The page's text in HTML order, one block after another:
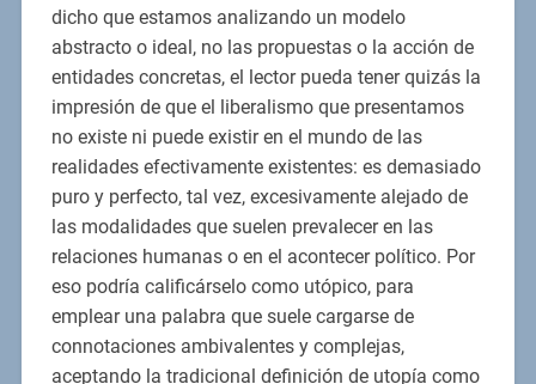
dicho que estamos analizando un modelo
abstracto o ideal, no las propuestas o la acción de
entidades concretas, el lector pueda tener quizás la
impresión de que el liberalismo que presentamos
no existe ni puede existir en el mundo de las
realidades efectivamente existentes: es demasiado
puro y perfecto, tal vez, excesivamente alejado de
las modalidades que suelen prevalecer en las
relaciones humanas o en el acontecer político. Por
eso podría calificárselo como utópico, para
emplear una palabra que suele cargarse de
connotaciones ambivalentes y complejas,
aceptando la tradicional definición de utopía como